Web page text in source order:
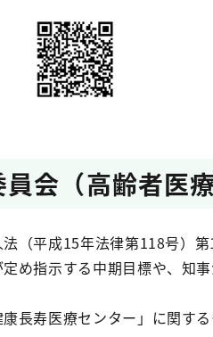
会（高齢者医
（平成15年法律第118号）
め指示する中期目標や、知
長寿医療センター」に関す